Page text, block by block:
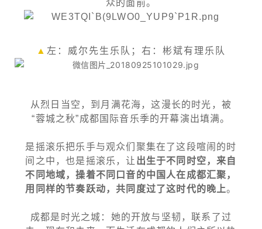
众的面前。
▲ 左：威尔先生乐队；右：彬斌有理乐队
从烈日当空，到月满花海，这漫长的时光，被
“蓉城之秋”成都国际音乐季的开幕演出填满。
是摇滚乐把乐手与观众们聚集在了这段喧闹的时
间之中，也是摇滚乐，让 出生于不同时空，来自
不同地域，操着不同口音的中国人在成都汇聚，
用同样的节奏跃动，共同度过了这时代的晚上。
成都是时光之城：她的开放与坚韧，联系了过